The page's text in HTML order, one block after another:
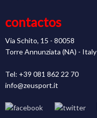
contactos
Via Schito, 15 - 80058
Torre Annunziata (NA) - Italy
Tel: +39 081 862 22 70
info@zeusport.it